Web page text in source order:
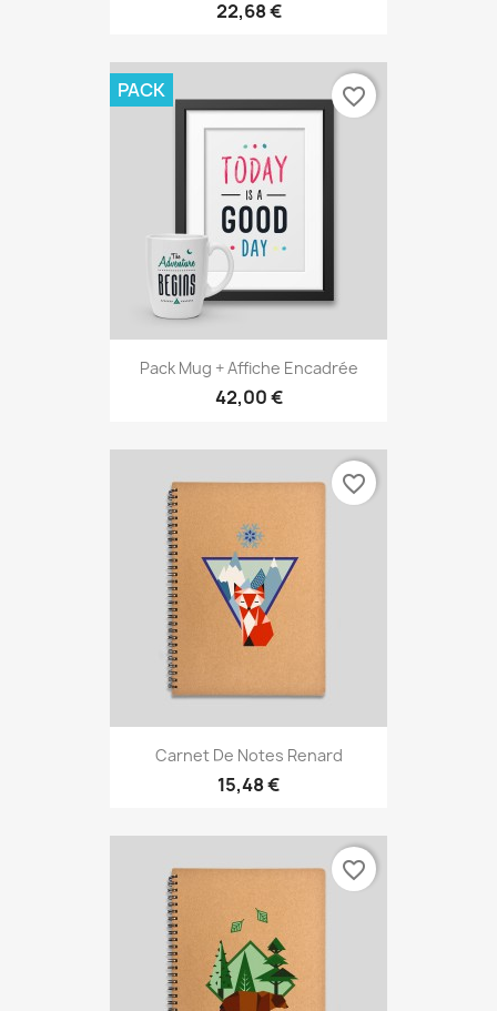
22,68 €
Pack Mug + Affiche Encadrée
42,00 €
PACK favorite_border
Carnet De Notes Renard
15,48 €
favorite_border
favorite_border